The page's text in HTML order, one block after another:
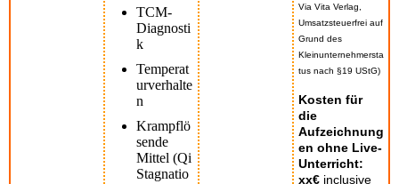
TCM-
Diagnosti
k
Temperat
urverhalte
n
Krampflö
sende
Mittel (Qi
Stagnatio
Via Vita Verlag,
Umsatzsteuerfrei auf
Grund des
Kleinunternehmersta
tus nach §19 UStG)
Kosten für
die
Aufzeichnung
en ohne Live-
Unterricht:
xx€ inclusive